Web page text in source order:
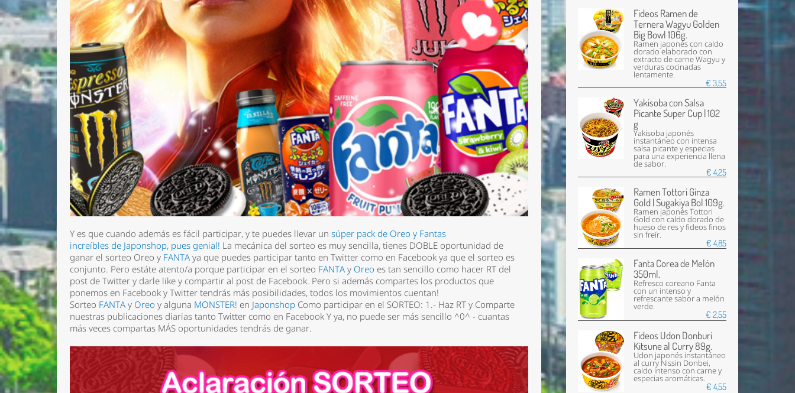
Y es que cuando además es fácil participar, y te puedes llevar unsúper pack de Oreo y Fantas
increíbles de Japonshop, pues genial! La mecánica del sorteo es muy sencilla, tienes DOBLE oportunidad de
ganar el sorteo Oreo y FANTAya que puedes participar tanto en Twitter como en Facebook ya que el sorteo es
conjunto. Pero estáte atento/a porque participar en el sorteo FANTAy Oreo es tan sencillo como hacer RT del
post de Twitter y darle like y compartir al post de Facebook. Pero si además compartes los productos que
ponemos en Facebook y Twitter tendrás más posibilidades, todos los movimientos cuentan!
Sorteo FANTAy Oreo y alguna MONSTER! en Japonshop Como participar en el SORTEO: 1.- Haz RT y Comparte
nuestras publicaciones diarias tanto Twitter como en Facebook Y ya, no puede ser más sencillo ^0^ - cuantas
más veces compartas MÁS oportunidades tendrás de ganar.
Fideos Ramen de
Ternera Wagyu Golden
Big Bowl 106g.
Ramen japonés con caldo
dorado elaborado con
extracto de carne Wagyu y
verduras cocinadas
lentamente.
€ 3,55
Yakisoba con Salsa
Picante Super Cup | 102
g
Yakisoba japonés
instantáneo con intensa
salsa picante y especias
para una experiencia llena
de sabor.
€ 4,25
Ramen Tottori Ginza
Gold | Sugakiya Bol 109g.
Ramen japonés Tottori
Gold con caldo dorado de
hueso de res y fideos finos
sin freír.
€ 4,85
Fanta Corea de Melón
350ml.
Refresco coreano Fanta
con un intenso y
refrescante sabor a melón
verde.
€ 2,55
Fideos Udon Donburi
Kitsune al Curry 89g.
Udon japonés instantáneo
al curry Nissin Donbei,
caldo intenso con carne y
especias aromáticas.
€ 4,55
Nombre *
Email *
Comentario *